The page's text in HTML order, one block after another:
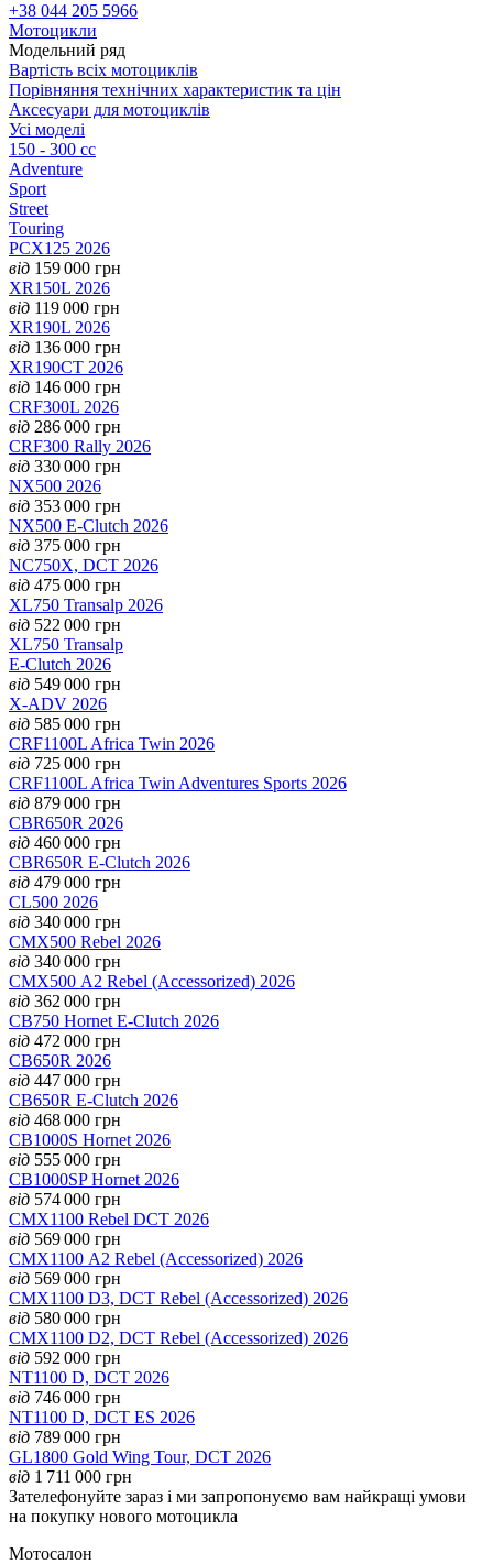
+38 044 205 5966
Мотоцикли
Модельний ряд
Вартість всіх мотоциклів
Порівняння технічних характеристик та цін
Аксесуари для мотоциклів
Усі моделі
150 - 300 cc
Adventure
Sport
Street
Touring
PCX125 2026
від 159 000 грн
XR150L 2026
від 119 000 грн
XR190L 2026
від 136 000 грн
XR190CT 2026
від 146 000 грн
CRF300L 2026
від 286 000 грн
CRF300 Rally 2026
від 330 000 грн
NX500 2026
від 353 000 грн
NX500 E-Clutch 2026
від 375 000 грн
NC750X, DCT 2026
від 475 000 грн
XL750 Transalp 2026
від 522 000 грн
XL750 Transalp
E-Clutch 2026
від 549 000 грн
X-ADV 2026
від 585 000 грн
CRF1100L Africa Twin 2026
від 725 000 грн
CRF1100L Africa Twin Adventures Sports 2026
від 879 000 грн
CBR650R 2026
від 460 000 грн
CBR650R E-Clutch 2026
від 479 000 грн
CL500 2026
від 340 000 грн
CMX500 Rebel 2026
від 340 000 грн
CMX500 А2 Rebel (Accessorized) 2026
від 362 000 грн
CB750 Hornet E-Clutch 2026
від 472 000 грн
CB650R 2026
від 447 000 грн
CB650R E-Clutch 2026
від 468 000 грн
CB1000S Hornet 2026
від 555 000 грн
CB1000SP Hornet 2026
від 574 000 грн
CMX1100 Rebel DCT 2026
від 569 000 грн
CMX1100 А2 Rebel (Accessorized) 2026
від 569 000 грн
CMX1100 D3, DCT Rebel (Accessorized) 2026
від 580 000 грн
CMX1100 D2, DCT Rebel (Accessorized) 2026
від 592 000 грн
NT1100 D, DCT 2026
від 746 000 грн
NT1100 D, DCT ES 2026
від 789 000 грн
GL1800 Gold Wing Tour, DCT 2026
від 1 711 000 грн
Зателефонуйте зараз і ми запропонуємо вам найкращі умови
на покупку нового мотоцикла
Мотосалон